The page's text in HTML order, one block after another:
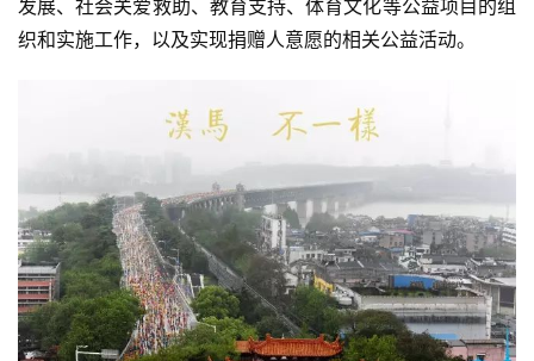
发展、社会关爱救助、教育支持、体育文化等公益项目的组
织和实施工作，以及实现捐赠人意愿的相关公益活动。